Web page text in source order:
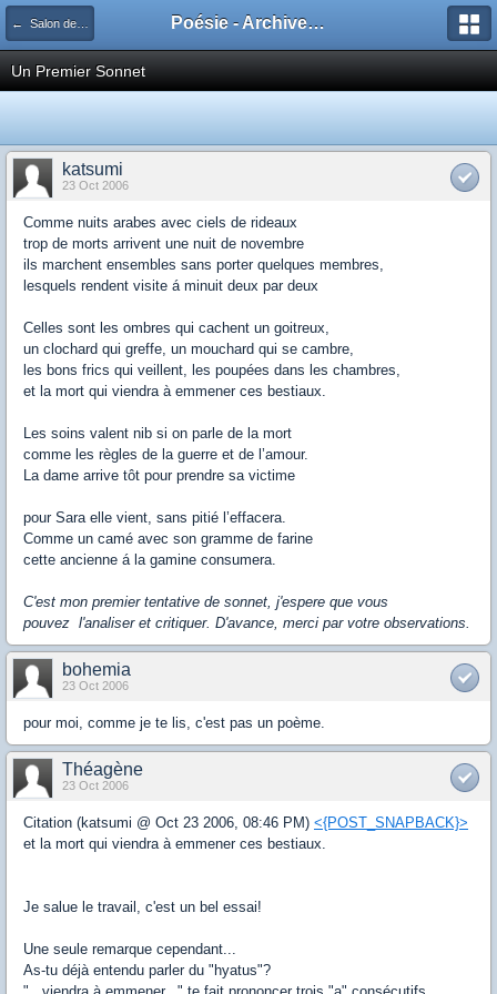
← Salon de publication principal Poésie - Archives de Toute La Poésie - 2005 - 2006
Un Premier Sonnet
katsumi
23 Oct 2006
Comme nuits arabes avec ciels de rideaux
trop de morts arrivent une nuit de novembre
ils marchent ensembles sans porter quelques membres,
lesquels rendent visite á minuit deux par deux
Celles sont les ombres qui cachent un goitreux,
un clochard qui greffe, un mouchard qui se cambre,
les bons frics qui veillent, les poupées dans les chambres,
et la mort qui viendra à emmener ces bestiaux.
Les soins valent nib si on parle de la mort
comme les règles de la guerre et de l’amour.
La dame arrive tôt pour prendre sa victime
pour Sara elle vient, sans pitié l’effacera.
Comme un camé avec son gramme de farine
cette ancienne á la gamine consumera.
C'est mon premier tentative de sonnet, j'espere que vous
pouvez l'analiser et critiquer. D'avance, merci par votre observations.
bohemia
23 Oct 2006
pour moi, comme je te lis, c'est pas un poème.
Théagène
23 Oct 2006
Citation (katsumi @ Oct 23 2006, 08:46 PM) <{POST_SNAPBACK}>
et la mort qui viendra à emmener ces bestiaux.
Je salue le travail, c'est un bel essai!
Une seule remarque cependant...
As-tu déjà entendu parler du "hyatus"?